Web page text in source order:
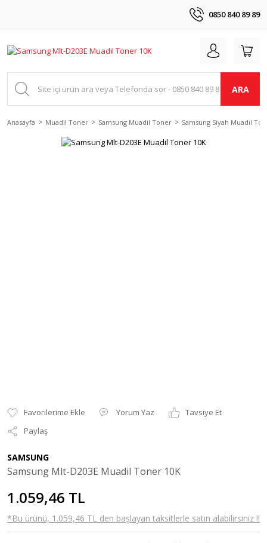
0850 840 89 89
ARA
Anasayfa Muadil Toner Samsung Muadil Toner Samsung Siyah Muadil
Yorum Yaz
Tavsiye Et
Paylaş
SAMSUNG
Samsung Mlt-D203E Muadil Toner 10K
1.059,46 TL
*Bu ürünü, 1.059,46 TL den başlayan taksitlerle satın alabilirsiniz !!